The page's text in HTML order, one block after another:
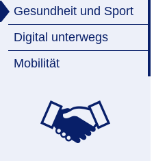
Gesundheit und Sport
Digital unterwegs
Mobilität